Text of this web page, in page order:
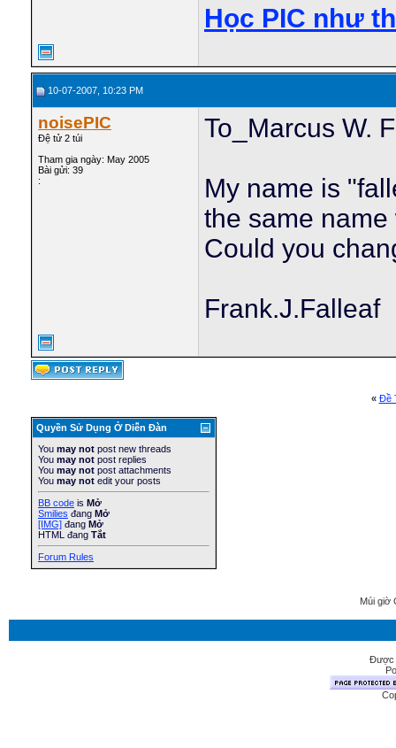
Học PIC như
10-07-2007, 10:23 PM
noisePIC
Đệ tử 2 túi
Tham gia ngày: May 2005
Bài gửi: 39
:
To_Marcus W.
My name is
the same name
Could you
Frank.J.Falleaf
« Ðề
Quyền Sử Dụng Ở Diễn Ðàn
You may not post new threads
You may not post replies
You may not post attachments
You may not edit your posts
BB code is Mở
Smilies đang Mở
[IMG] đang Mở
HTML đang Tắt
Forum Rules
Múi giờ
Được